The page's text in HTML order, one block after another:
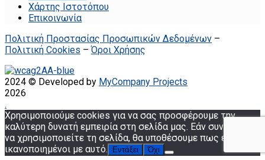
Χάρτης Ιστοτόπου
Επικοινωνία
Πολιτική Προστασίας Προσωπικών Δεδομένων –
Πολιτική Cookies –Όροι Χρήσης
2024 © Developed by MyCompany Projects
2026
.
Χρησιμοποιούμε cookies για να σας προσφέρουμε την
καλύτερη δυνατή εμπειρία στη σελίδα μας. Εάν συνεχίσετε
να χρησιμοποιείτε τη σελίδα, θα υποθέσουμε πως είστε
ικανοποιημένοι με αυτό.
Εντάξει Όχι